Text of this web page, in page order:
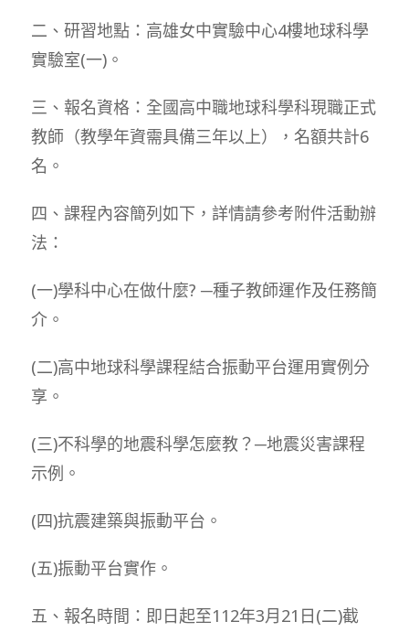
二、研習地點：高雄女中實驗中心4樓地球科學
實驗室(一)。
三、報名資格：全國高中職地球科學科現職正式
教師（教學年資需具備三年以上），名額共計6
名。
四、課程內容簡列如下，詳情請參考附件活動辦
法：
(一)學科中心在做什麼? ─種子教師運作及任務簡
介。
(二)高中地球科學課程結合振動平台運用實例分
享。
(三)不科學的地震科學怎麼教？─地震災害課程
示例。
(四)抗震建築與振動平台。
(五)振動平台實作。
五、報名時間：即日起至112年3月21日(二)截